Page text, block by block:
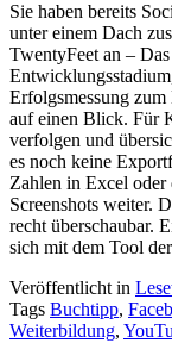
Sie haben bereits
unter einem Dach
TwentyFeet an –
Erfolgsmessung
auf einen Blick. Für
verfolgen und
es noch keine
Zahlen in Excel
Screenshots weiter.
recht überschaubar.
sich mit dem Tool
Veröffentlicht in
Tags Buchtipp,
Weiterbildung,